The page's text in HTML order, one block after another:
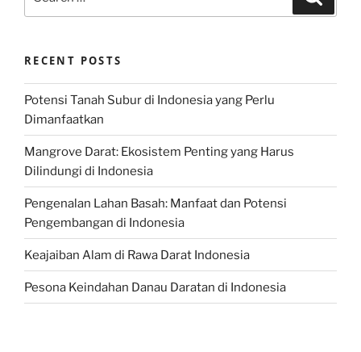
RECENT POSTS
Potensi Tanah Subur di Indonesia yang Perlu
Dimanfaatkan
Mangrove Darat: Ekosistem Penting yang Harus
Dilindungi di Indonesia
Pengenalan Lahan Basah: Manfaat dan Potensi
Pengembangan di Indonesia
Keajaiban Alam di Rawa Darat Indonesia
Pesona Keindahan Danau Daratan di Indonesia